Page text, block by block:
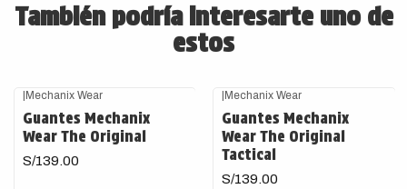
También podría interesarte uno de
estos
|Mechanix Wear
Guantes Mechanix
Wear The Original
S/139.00
|Mechanix Wear
Guantes Mechanix
Wear The Original
Tactical
S/139.00